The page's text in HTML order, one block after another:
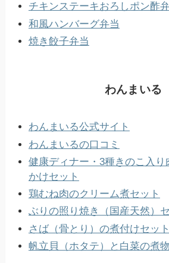
チキンステーキおろしポン酢
和風ハンバーグ弁当
焼き餃子弁当
わんまいる
わんまいる公式サイト
わんまいるの口コミ
健康ディナー・3種きのこ入り
かけセット
鶏むね肉のクリーム煮セット
ぶりの照り焼き（国産天然）
さば（骨とり）の煮付けセット
帆立貝（ホタテ）と白菜の煮